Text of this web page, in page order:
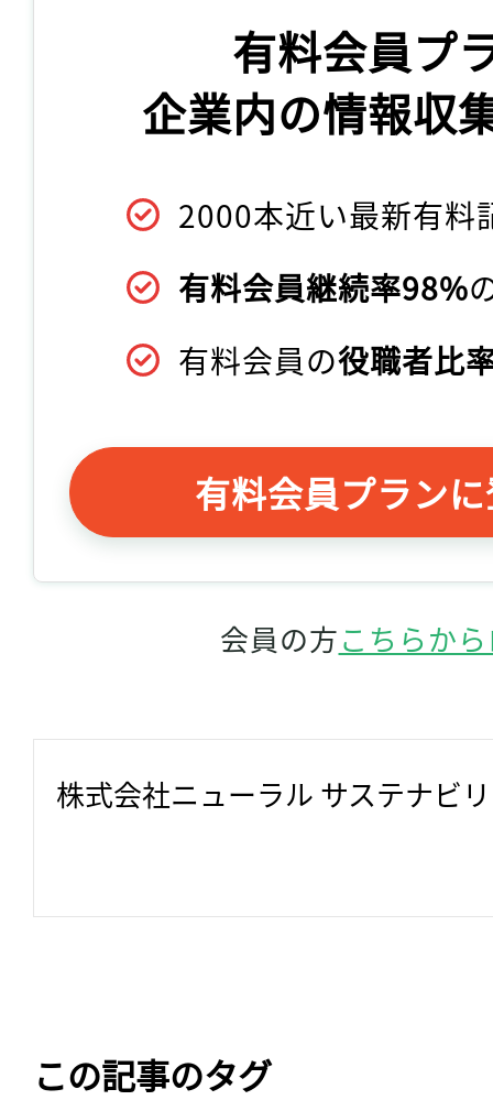
有料会員プ
企業内の情報収
2000本近い最新有料
有料会員継続率98%
有料会員の役職者比
有料会員プラン
会員の方こちらか
株式会社ニューラル サステナビ
この記事のタグ